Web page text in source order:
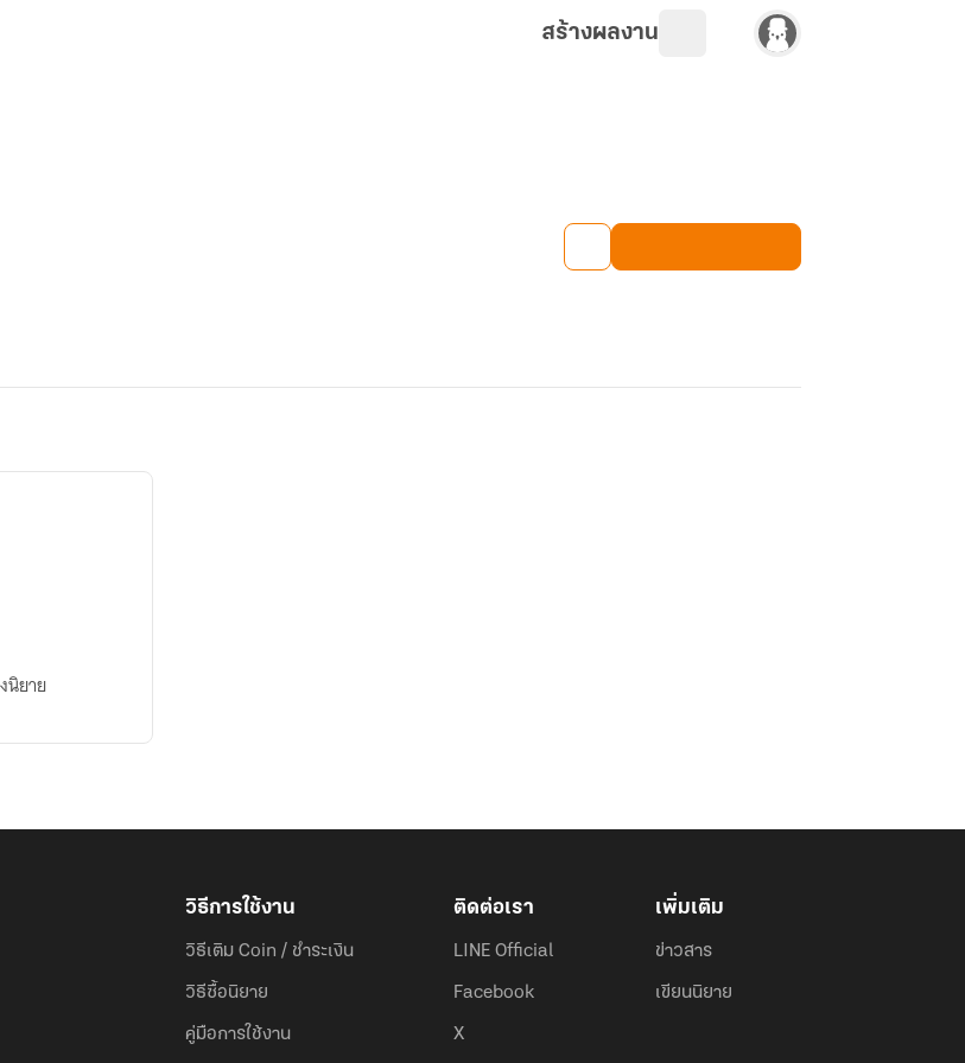
สร้างผลงาน
นิยาย
วิธีการใช้งาน
วิธีเติม Coin / ชำระเงิน
วิธีซื้อนิยาย
คู่มือการใช้งาน
ติดต่อเรา
LINE Official
Facebook
X
เพิ่มเติม
ข่าวสาร
เขียนนิยาย